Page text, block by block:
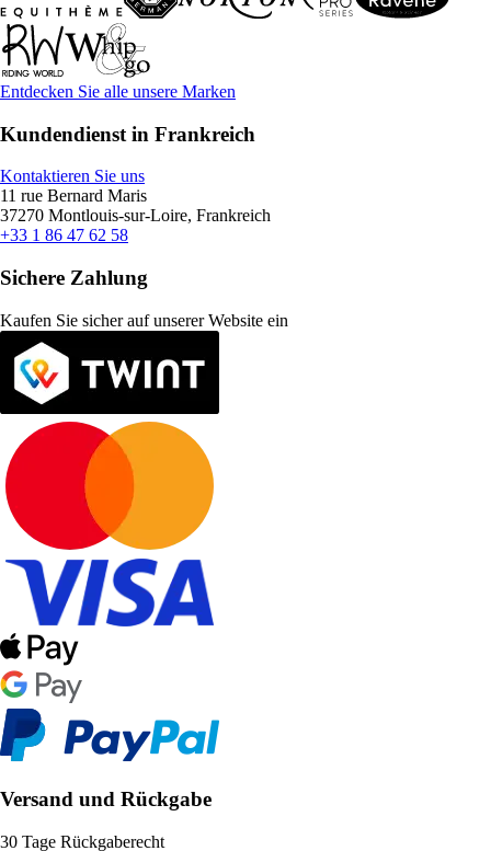
Entdecken Sie alle unsere Marken
Kundendienst in Frankreich
Kontaktieren Sie uns
11 rue Bernard Maris
37270 Montlouis-sur-Loire, Frankreich
+33 1 86 47 62 58
Sichere Zahlung
Kaufen Sie sicher auf unserer Website ein
Versand und Rückgabe
30 Tage Rückgaberecht